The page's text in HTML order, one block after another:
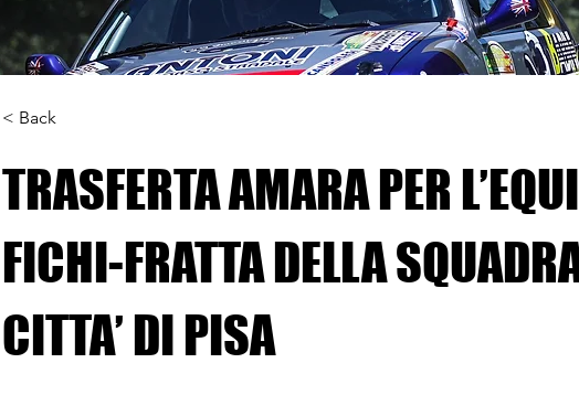
< Back
TRASFERTA AMARA PER
FICHI-FRATTA DELLA
CITTA’ DI PISA